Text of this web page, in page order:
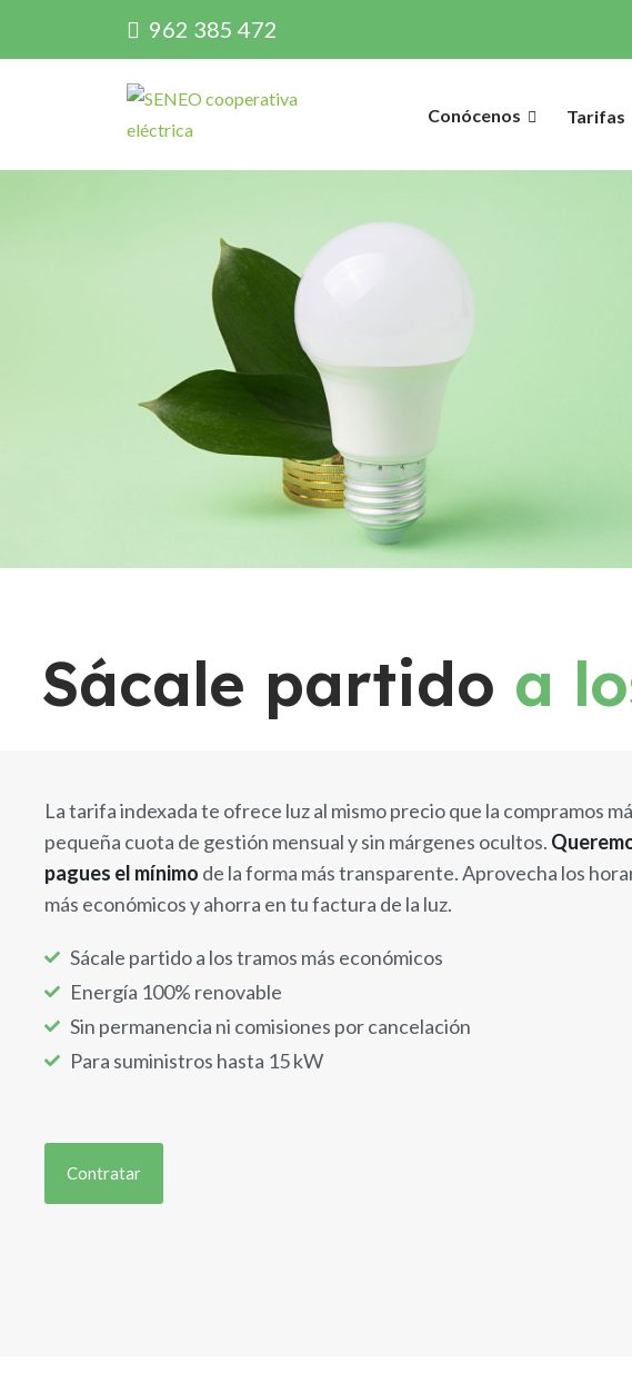
962 385 472
Conócenos Tarifas
Sácale partido a
La tarifa indexada te ofrece luz al mismo precio que la compramos
pequeña cuota de gestión mensual y sin márgenes ocultos.
pagues el mínimo de la forma más transparente. Aprovecha los
más económicos y ahorra en tu factura de la luz.
Sácale partido a los tramos más económicos
Energía 100% renovable
Sin permanencia ni comisiones por cancelación
Para suministros hasta 15 kW
Contratar